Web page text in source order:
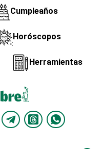
Cumpleaños
Horóscopos
Herramientas